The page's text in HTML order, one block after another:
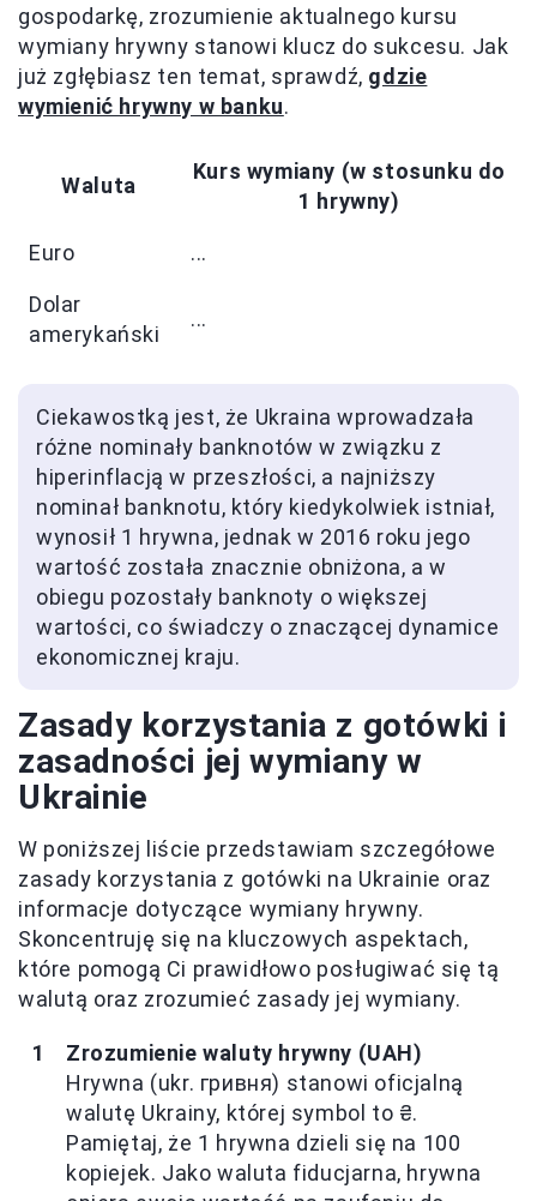
gospodarkę, zrozumienie aktualnego kursu
wymiany hrywny stanowi klucz do sukcesu. Jak
już zgłębiasz ten temat, sprawdź, gdzie
wymienić hrywny w banku.
Waluta
Kurs wymiany (w stosunku do
1 hrywny)
Euro ...
Dolar
amerykański
...
Ciekawostką jest, że Ukraina wprowadzała
różne nominały banknotów w związku z
hiperinflacją w przeszłości, a najniższy
nominał banknotu, który kiedykolwiek istniał,
wynosił 1 hrywna, jednak w 2016 roku jego
wartość została znacznie obniżona, a w
obiegu pozostały banknoty o większej
wartości, co świadczy o znaczącej dynamice
ekonomicznej kraju.
Zasady korzystania z gotówki i
zasadności jej wymiany w
Ukrainie
W poniższej liście przedstawiam szczegółowe
zasady korzystania z gotówki na Ukrainie oraz
informacje dotyczące wymiany hrywny.
Skoncentruję się na kluczowych aspektach,
które pomogą Ci prawidłowo posługiwać się tą
walutą oraz zrozumieć zasady jej wymiany.
Zrozumienie waluty hrywny (UAH)
Hrywna (ukr. гривня) stanowi oficjalną
walutę Ukrainy, której symbol to ₴.
Pamiętaj, że 1 hrywna dzieli się na 100
kopiejek. Jako waluta fiducjarna, hrywna